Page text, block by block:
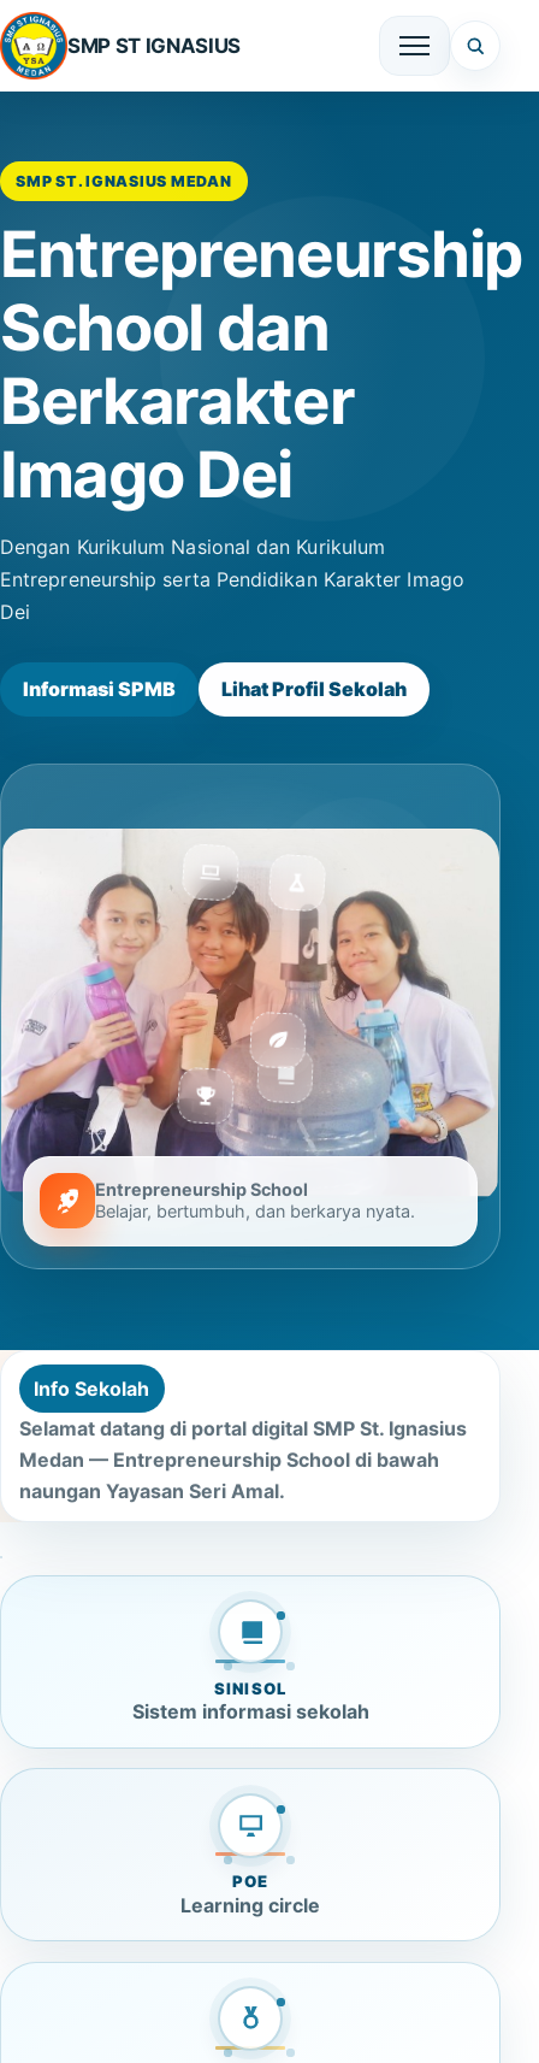
SMP ST IGNASIUS
SMP ST. IGNASIUS MEDAN
Entrepreneurship
School dan
Berkarakter
Imago Dei
Dengan Kurikulum Nasional dan Kurikulum
Entrepreneurship serta Pendidikan Karakter Imago
Dei
Informasi SPMB Lihat Profil Sekolah
Entrepreneurship School
Belajar, bertumbuh, dan berkarya nyata.
Info Sekolah
Selamat datang di portal digital SMP St. Ignasius
Medan — Entrepreneurship School di bawah
naungan Yayasan Seri Amal.
SINISOL
Sistem informasi sekolah
POE
Learning circle